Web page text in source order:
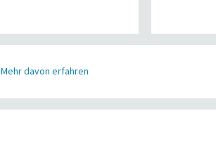
Mehr davon erfahren